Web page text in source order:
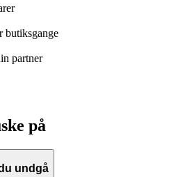
butiksgange
partner
på
undgå